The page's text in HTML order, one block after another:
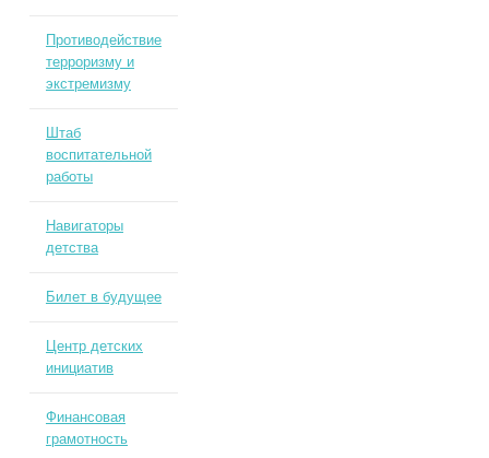
Противодействие
терроризму и
экстремизму
Штаб
воспитательной
работы
Навигаторы
детства
Билет в будущее
Центр детских
инициатив
Финансовая
грамотность